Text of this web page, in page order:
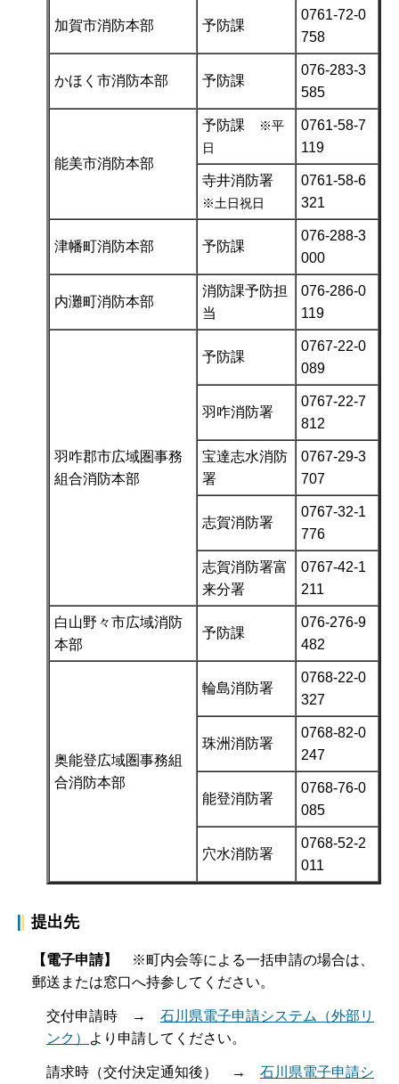
加賀市消防本部 予防課
0761-72-0
758
かほく市消防本部 予防課
076-283-3
585
能美市消防本部
予防課
※平
日
0761-58-7
119
寺井消防署
※土日祝日
0761-58-6
321
津幡町消防本部 予防課
076-288-3
000
内灘町消防本部
消防課予防担
当
076-286-0
119
羽咋郡市広域圏事務
組合消防本部
予防課
0767-22-0
089
羽咋消防署
0767-22-7
812
宝達志水消防
署
0767-29-3
707
志賀消防署
0767-32-1
776
志賀消防署富
来分署
0767-42-1
211
白山野々市広域消防
本部
予防課
076-276-9
482
奥能登広域圏事務組
合消防本部
輪島消防署
0768-22-0
327
珠洲消防署
0768-82-0
247
能登消防署
0768-76-0
085
穴水消防署
0768-52-2
011
提出先
【電子申請】
※町内会等による一括申請の場合は、
郵送または窓口へ持参してください。
交付申請時 → 石川県電子申請システム（外部リ
ンク）
より申請してください。
請求時（交付決定通知後） → 石川県電子申請シ